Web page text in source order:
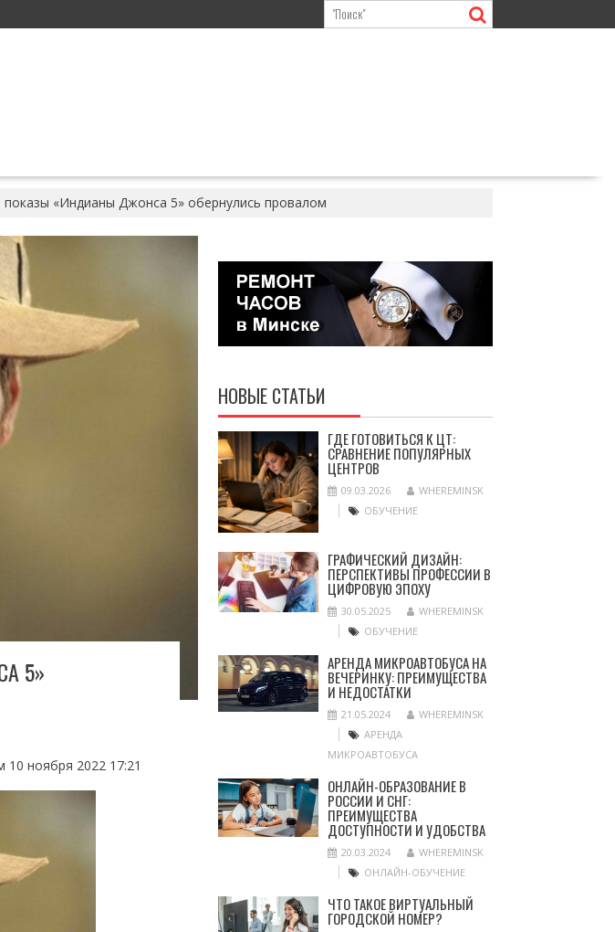
«Индианы Джонса 5» обернулись провалом
5»
ноября 2022 17:21
НОВЫЕ СТАТЬИ
ГДЕ ГОТОВИТЬСЯ К ЦТ:
СРАВНЕНИЕ ПОПУЛЯРНЫХ
ЦЕНТРОВ
09.03.2026
WHEREMINSK
ОБУЧЕНИЕ
ГРАФИЧЕСКИЙ ДИЗАЙН:
ПЕРСПЕКТИВЫ ПРОФЕССИИ В
ЦИФРОВУЮ ЭПОХУ
30.05.2025
WHEREMINSK
ОБУЧЕНИЕ
АРЕНДА МИКРОАВТОБУСА НА
ВЕЧЕРИНКУ: ПРЕИМУЩЕСТВА
И НЕДОСТАТКИ
21.05.2024
WHEREMINSK
АРЕНДА
МИКРОАВТОБУСА
ОНЛАЙН-ОБРАЗОВАНИЕ В
РОССИИ И СНГ:
ПРЕИМУЩЕСТВА
ДОСТУПНОСТИ И УДОБСТВА
20.03.2024
WHEREMINSK
ОНЛАЙН-ОБУЧЕНИЕ
ЧТО ТАКОЕ ВИРТУАЛЬНЫЙ
ГОРОДСКОЙ НОМЕР?